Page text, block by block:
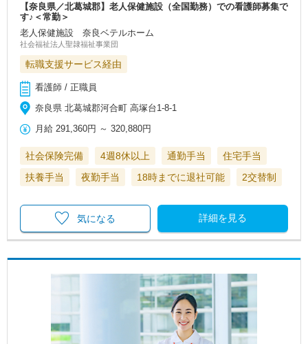
【奈良県／北葛城郡】老人保健施設（全国勤務）での看護師募集で
す♪＜常勤＞
老人保健施設 奈良ベテルホーム
社会福祉法人聖隷福祉事業団
転職支援サービス経由
看護師 / 正職員
奈良県 北葛城郡河合町 高塚台1-8-1
月給 291,360円 ～320,880円
社会保険完備 4週8休以上 通勤手当
住宅手当
扶養手当
夜勤手当 18時までに退社可能 2交替制
詳細を見る
気になる